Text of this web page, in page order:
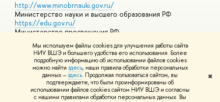
Мы используем файлы cookies для улучшения работы сайта
НИУ ВШЭ и большего удобства его использования. Более
подробную информацию об использовании файлов cookies
можно найти здесь, наши правила обработки персональных
данных –здесь. Продолжая пользоваться сайтом, вы
подтверждаете, что были проинформированы об
использовании файлов cookies сайтом НИУ ВШЭ и согласны
с нашими правилами обработки персональных данных. Вы
✖
http://www.minobrnauki.gov.ru/
Министерство науки и высшего образования РФ
https://edu.gov.ru/
Министерство просвещения РФ
https://elearning.hse.ru/mooc
Массовые открытые онлайн-курсы
© НИУ ВШЭ 1993–2026 Адреса и контактыУсловия
использования материалов Политика конфиденциальности